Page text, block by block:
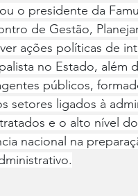
o presidente da
de Gestão,
ações políticas de
no Estado, além
públicos,
setores ligados à
e o alto nível
nacional na